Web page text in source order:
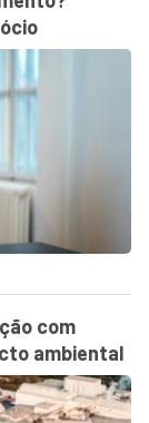
com
ambiental